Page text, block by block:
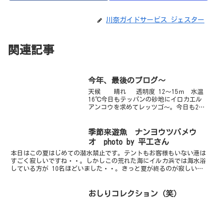
川奈ガイドサービス ジェスター
関連記事
今年、最後のブログ～
天候 晴れ 透明度 12～15ｍ 水温
16℃今日もテッパンの砂地にイロカエル
アンコウを求めてレッツゴ～。今日も2匹
ンタクトで探すはめに（笑）でもでも最
近はぱっと見...
季節来遊魚 ナンヨウツバメウ
オ photo by 平工さん
本日はこの夏はじめての潜水禁止です。テントもお客様もいない港は
すごく寂しいですね・・。しかしこの荒れた海にイルカ浜では海水浴
している方が 10名ほどいました・・。きっと夏が終るのが寂しいの
おしりコレクション（笑）